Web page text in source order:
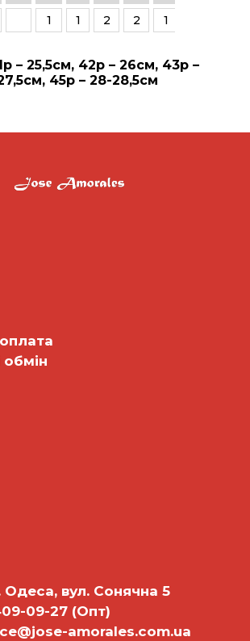
1 1 2 2 1
– 25,5см, 42р – 26см, 43р –
45р – 28-28,5см
обмін
вул. Сонячна 5
09-27 (Опт)
amorales.com.ua